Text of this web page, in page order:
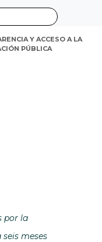
Y ACCESO A LA
PÚBLICA
por la
seis meses